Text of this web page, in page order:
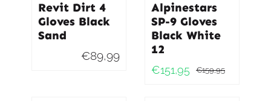
Revit Dirt 4
Gloves Black
Sand
€89,99
Alpinestars
SP-9 Gloves
Black White
12
€159,95
€151,95